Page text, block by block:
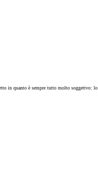
in quanto è sempre tutto molto soggettvo: